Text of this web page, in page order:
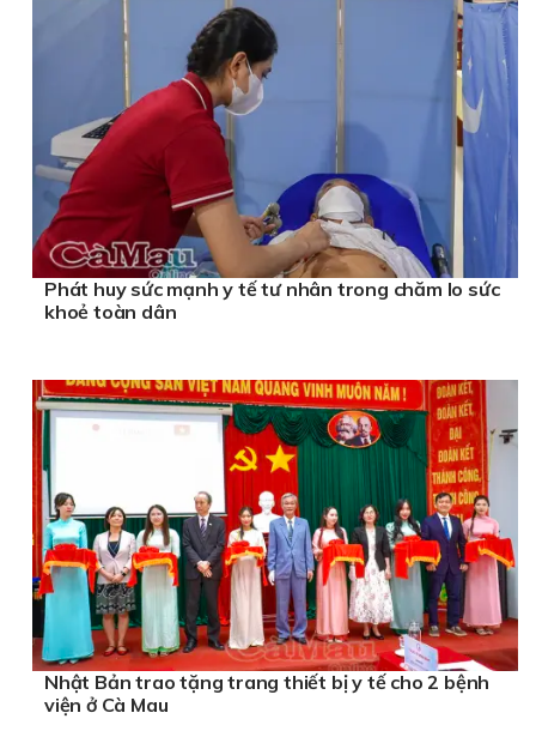
Phát huy sức mạnh y tế tư nhân trong chăm lo sức
khoẻ toàn dân
Nhật Bản trao tặng trang thiết bị y tế cho 2 bệnh
viện ở Cà Mau